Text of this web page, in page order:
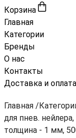
Корзина
Главная
Категории
Бренды
О нас
Контакты
Доставка и оплата
Главная /
для пнев.
толщина - 1 мм,